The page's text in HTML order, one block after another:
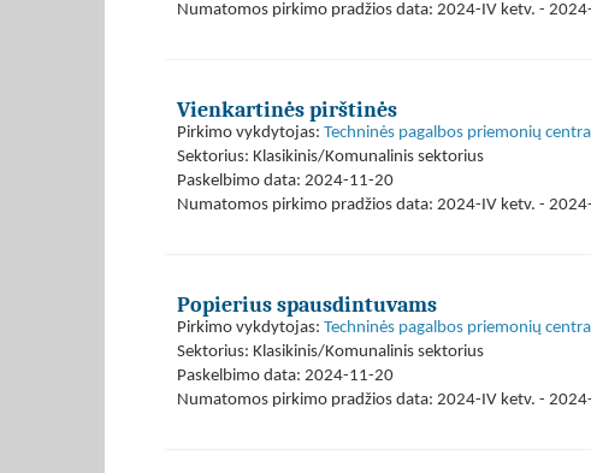
Numatomos pirkimo pradžios data: 2024-IV ketv. -
Vienkartinės pirštinės
Pirkimo vykdytojas: Techninės pagalbos priemonių
Sektorius: Klasikinis/Komunalinis sektorius
Paskelbimo data: 2024-11-20
Numatomos pirkimo pradžios data: 2024-IV ketv. -
Popierius spausdintuvams
Pirkimo vykdytojas: Techninės pagalbos priemonių
Sektorius: Klasikinis/Komunalinis sektorius
Paskelbimo data: 2024-11-20
Numatomos pirkimo pradžios data: 2024-IV ketv. -